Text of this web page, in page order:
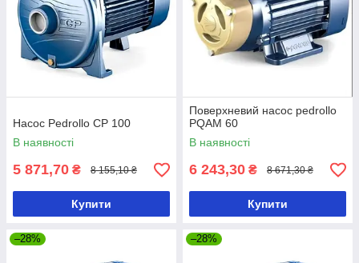
Насос Pedrollo CP 100
В наявності
5 871,70 ₴ 8 155,10 ₴
Купити
Поверхневий насос pedrollo
PQAM 60
В наявності
6 243,30 ₴ 8 671,30 ₴
Купити
–28% –28%